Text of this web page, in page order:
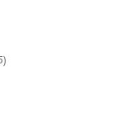
izdelkov